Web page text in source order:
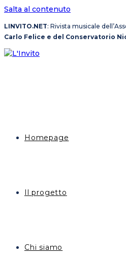
Salta al contenuto
LINVITO.NET: Rivista musicale
Carlo Felice e del Conservatorio
Homepage
Il progetto
Chi siamo